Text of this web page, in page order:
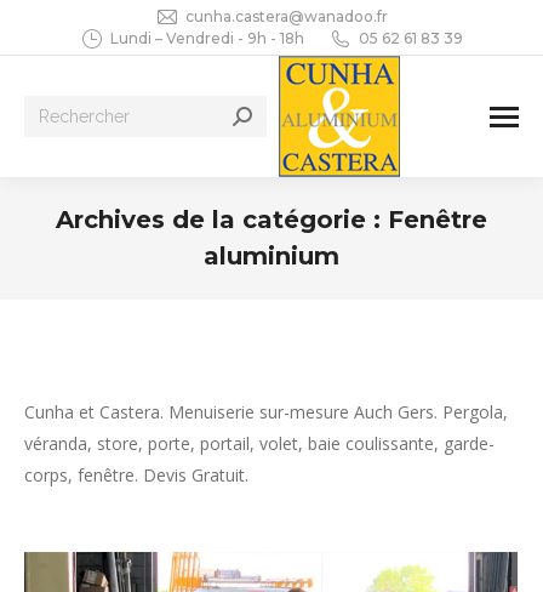
cunha.castera@wanadoo.fr
Lundi – Vendredi - 9h - 18h
05 62 61 83 39
Recherche
Archives de la catégorie : Fenêtre
aluminium
Cunha et Castera. Menuiserie sur-mesure Auch Gers. Pergola,
véranda, store, porte, portail, volet, baie coulissante, garde-
corps, fenêtre. Devis Gratuit.